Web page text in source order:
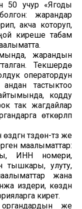
50 учур «Ягоды
жарандар
акча которуп,
киреше табам
жарандын
Текшерүүдө
оператордун
тастыктоо
кодду
так жагдайлар
өткөрүлүп
түздөн-түз же
маалыматтар:
ИНН номери,
тышкары, улуту,
жана
издери, көздүн
кирет.
же